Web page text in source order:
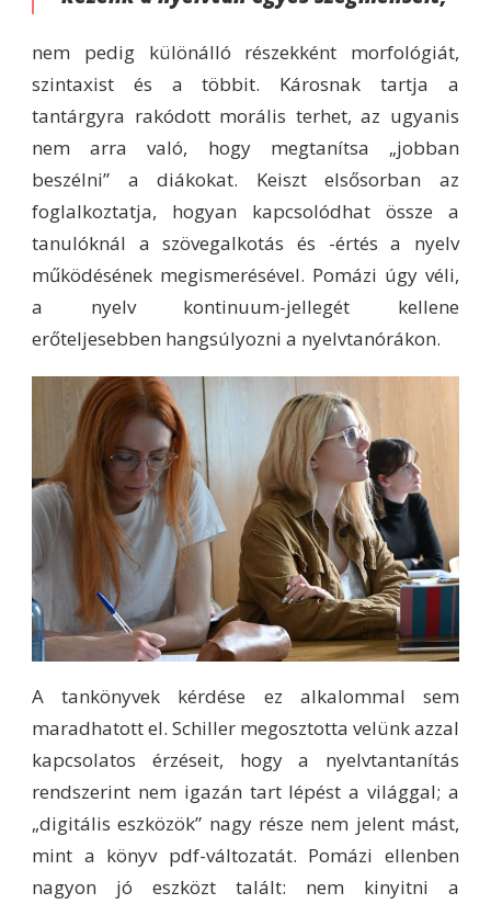
nem pedig különálló részekként morfológiát,
szintaxist és a többit. Károsnak tartja a
tantárgyra rakódott morális terhet, az ugyanis
nem arra való, hogy megtanítsa „jobban
beszélni” a diákokat. Keiszt elsősorban az
foglalkoztatja, hogyan kapcsolódhat össze a
tanulóknál a szövegalkotás és -értés a nyelv
működésének megismerésével. Pomázi úgy véli,
a nyelv kontinuum-jellegét kellene
erőteljesebben hangsúlyozni a nyelvtanórákon.
A tankönyvek kérdése ez alkalommal sem
maradhatott el. Schiller megosztotta velünk azzal
kapcsolatos érzéseit, hogy a nyelvtantanítás
rendszerint nem igazán tart lépést a világgal; a
„digitális eszközök” nagy része nem jelent mást,
mint a könyv pdf-változatát. Pomázi ellenben
nagyon jó eszközt talált: nem kinyitni a